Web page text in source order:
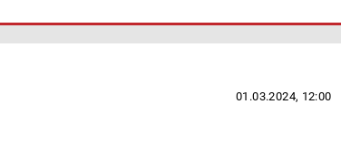
01.03.2024, 12:00